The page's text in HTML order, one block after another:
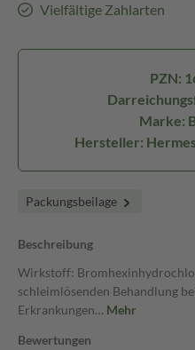
Vielfältige Zahlarten
PZN:
Marke:
Hersteller:
Packungsbeilage
Beschreibung
Wirkstoff:
schleimlösenden Behandlung
Erkrankungen… Mehr
Bewertungen